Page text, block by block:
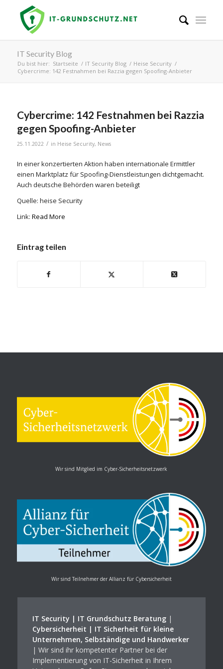
IT Security Blog
Du bist hier: Startseite / IT Security Blog / Heise Security /
Cybercrime: 142 Festnahmen bei Razzia gegen Spoofing-Anbieter
Cybercrime: 142 Festnahmen bei Razzia
gegen Spoofing-Anbieter
25.11.2022 / in Heise Security, News
In einer konzertierten Aktion haben internationale Ermittler
einen Marktplatz für Spoofing-Dienstleistungen dichtgemacht.
Auch deutsche Behörden waren beteiligt
Quelle: heise Security
Link: Read More
Eintrag teilen
Wir sind Mitglied im Cyber-Sicherheitsnetzwerk
Wir sind Teilnehmer der Allianz für Cybersicherheit
IT Security | IT Grundschutz Beratung|
Cybersicherheit | IT Sicherheit für kleine
Unternehmen, Selbständige und Handwerker
| Wir sind ihr kompetenter Partner bei der
Implementierung von IT-Sicherheit in Ihrem